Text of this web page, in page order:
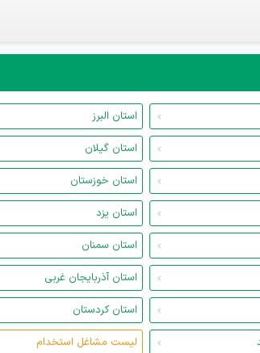
استان البرز
استان گیلان
استان خوزستان
استان یزد
استان سمنان
استان آذربایجان غربی
استان کردستان
لیست مشاغل استخدام